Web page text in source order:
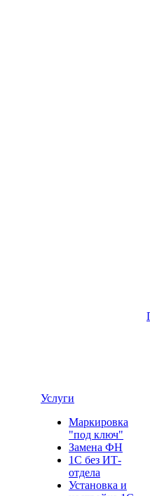
Услуги
Маркировка
"под ключ"
Замена ФН
1С без ИТ-
отдела
Установка и